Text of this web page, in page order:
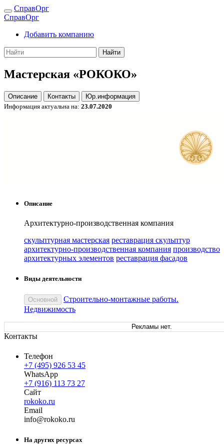
СправОрг
СправОрг
Добавить компанию
Найти
Мастерская «РОКОКО»
Описание Контакты
Юр.информация
Информация актуальна на: 23.07.2020
Описание
Архитектурно-производственная компания
скульптурная мастерская реставрация скульптур
архитектурно-производственная компания производство
архитектурных элементов реставрация фасадов
Виды деятельности
Основной
Строительно-монтажные работы.
Недвижимость
Рекламы нет.
Контакты
Телефон
+7 (495) 926 53 45
WhatsApp
+7 (916) 113 73 27
Сайт
rokoko.ru
Email
info@rokoko.ru
На других ресурсах